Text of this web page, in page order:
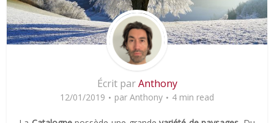
Écrit parAnthony
12/01/2019 par Anthony 4 min read